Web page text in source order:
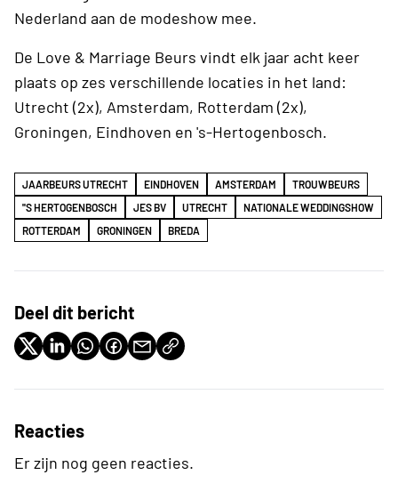
Nederland aan de modeshow mee.
De Love & Marriage Beurs vindt elk jaar acht keer
plaats op zes verschillende locaties in het land:
Utrecht (2x), Amsterdam, Rotterdam (2x),
Groningen, Eindhoven en 's-Hertogenbosch.
JAARBEURS UTRECHT EINDHOVEN AMSTERDAM
TROUWBEURS
''S HERTOGENBOSCH
JES BV UTRECHT
NATIONALE WEDDINGSHOW
ROTTERDAM
GRONINGEN BREDA
Deel dit bericht
Reacties
Er zijn nog geen reacties.